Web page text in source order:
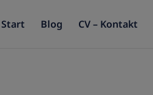
Start Blog CV – Kontakt